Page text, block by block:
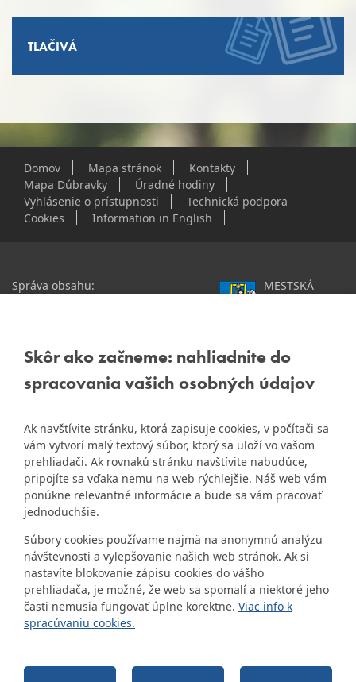
Skôr ako začneme: nahliadnite do
spracovania vašich osobných údajov
Ak navštívite stránku, ktorá zapisuje cookies, v počítači sa
vám vytvorí malý textový súbor, ktorý sa uloží vo vašom
prehliadači. Ak rovnakú stránku navštívite nabudúce,
pripojíte sa vďaka nemu na web rýchlejšie. Náš web vám
ponúkne relevantné informácie a bude sa vám pracovať
jednoduchšie.
Súbory cookies používame najmä na anonymnú analýzu
návštevnosti a vylepšovanie našich web stránok. Ak si
nastavíte blokovanie zápisu cookies do vášho
prehliadača, je možné, že web sa spomalí a niektoré jeho
časti nemusia fungovať úplne korektne. Viac info k
spracúvaniu cookies.
TLAČIVÁ
Domov Mapa stránok
Kontakty
Mapa Dúbravky
Úradné hodiny
Vyhlásenie o prístupnosti
Technická podpora
Cookies
Information in English
Správa obsahu:
Staršie informácie a dokumenty
starej stránke Dúbravky
Naša mestská časť získala 3.
miesto v súťažiZlatyErb.sk
o
najlepšiu internetovú stránku
samospráv za rok 2020
MESTSKÁ
Žatevná 2, 844 02
IČO: 00603406
DIČ: 2020919120
IČ DPH: Nie sme platca
DPH
Bankové spojenie:
a.s., Mlynské nivy 1, 829 90
Bratislava 25
Číslo účtu v tvare IBAN:
SK31 0200 0000 0000 1012
8032, BIC kód: SUBASKBX